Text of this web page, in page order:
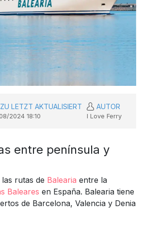
ZU LETZT AKTUALISIERT
2024 18:10
AUTOR
I Love Ferry
entre península y
rutas de Balearia entre la
Baleares en España. Balearia tiene
de Barcelona, Valencia y Denia